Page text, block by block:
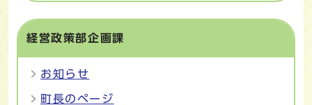
経営政策部企画課
お知らせ
町長のページ